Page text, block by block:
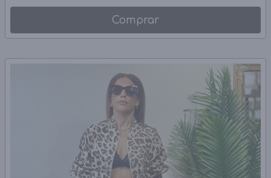
Comprar